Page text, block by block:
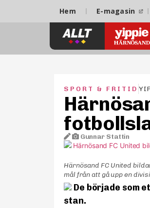
Hem E-magasin
SPORT & FRITID
Gunnar Stattin
Härnösand FC United
mål från att gå upp en
De började som
stan.